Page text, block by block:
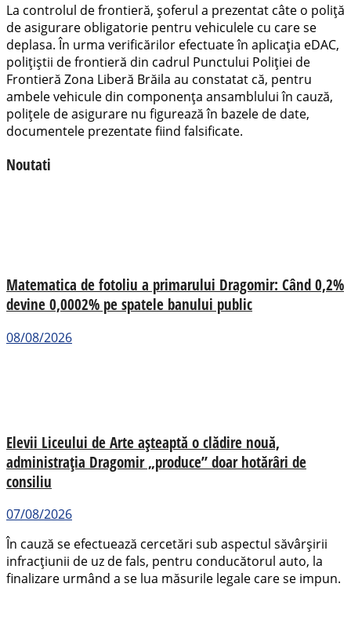
La controlul de frontieră, șoferul a prezentat câte o poliță
de asigurare obligatorie pentru vehiculele cu care se
deplasa. În urma verificărilor efectuate în aplicația eDAC,
polițiștii de frontieră din cadrul Punctului Poliției de
Frontieră Zona Liberă Brăila au constatat că, pentru
ambele vehicule din componența ansamblului în cauză,
polițele de asigurare nu figurează în bazele de date,
documentele prezentate fiind falsificate.
Noutati
Matematica de fotoliu a primarului Dragomir: Când 0,2%
devine 0,0002% pe spatele banului public
08/08/2026
Elevii Liceului de Arte așteaptă o clădire nouă,
administrația Dragomir „produce” doar hotărâri de
consiliu
07/08/2026
În cauză se efectuează cercetări sub aspectul săvârșirii
infracțiunii de uz de fals, pentru conducătorul auto, la
finalizare urmând a se lua măsurile legale care se impun.